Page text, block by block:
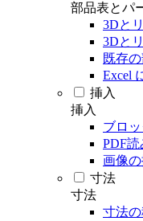
部品表とパ
3Dと
3Dと
既存
Excel
挿入
挿入
ブロッ
PDF
画像の
寸法
寸法
寸法